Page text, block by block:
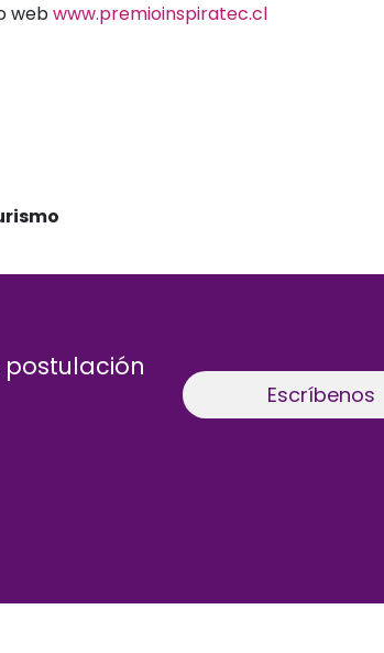
webwww.premioinspiratec.cl
postulación
Escríbenos